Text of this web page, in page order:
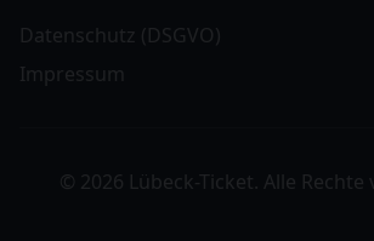
Datenschutz (DSGVO)
Impressum
© 2026 Lübeck-Ticket. Alle